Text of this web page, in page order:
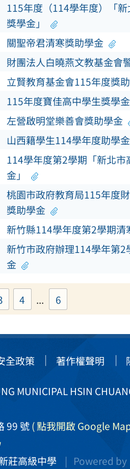
115年度（114學年度）「
獎學金」
關聖帝君清寒獎助學金
財團法人白曉燕文教基金會
立賢教育基金會115年度獎
115年度寶佳高中學生獎學金
左營啟明堂樂善會獎助學金
山西籍學生114學年度助學金
114學年度第2學期「新北
金」
桃園市政府教育局115年度
獎助學金
新竹縣114學年度第2學期
新竹市政府辦理114學年第
金
4 ... 6
全政策 著作權聲明
MUNICIPAL HSIN
99 號( 點我開啟 Google
莊高級中學 | Powered by